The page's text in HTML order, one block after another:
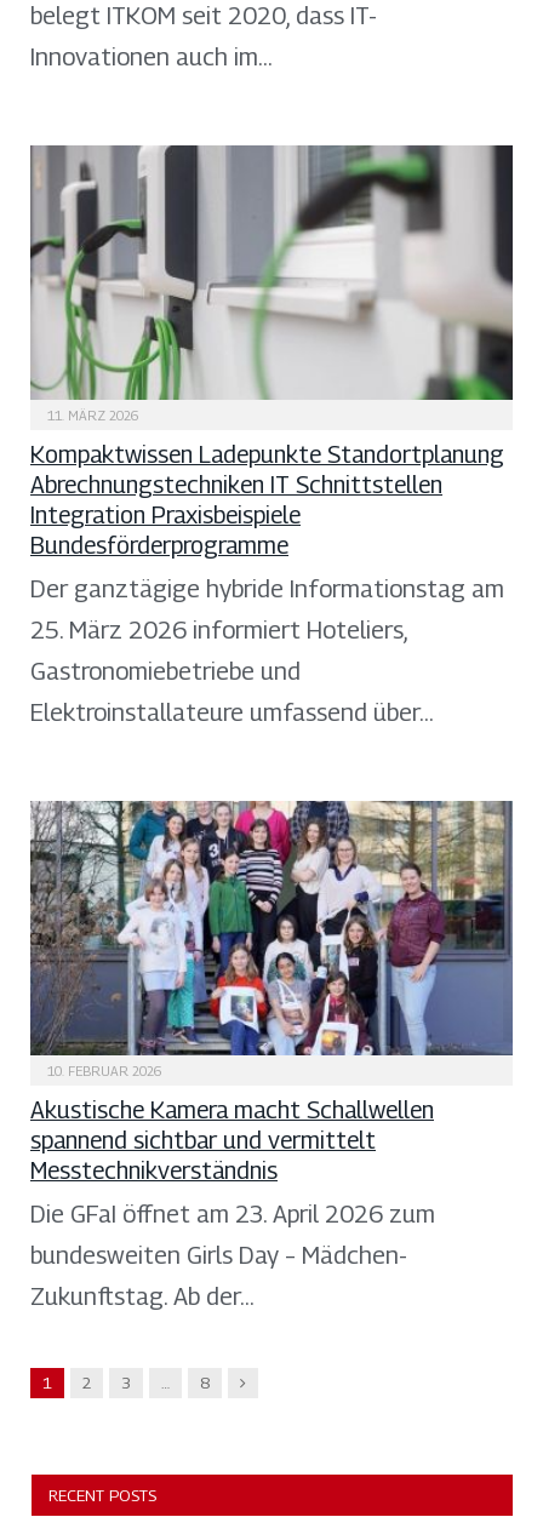
belegt ITKOM seit 2020, dass IT-
Innovationen auch im…
11. MÄRZ 2026
Kompaktwissen Ladepunkte Standortplanung
Abrechnungstechniken IT Schnittstellen
Integration Praxisbeispiele
Bundesförderprogramme
Der ganztägige hybride Informationstag am
25. März 2026 informiert Hoteliers,
Gastronomiebetriebe und
Elektroinstallateure umfassend über…
10. FEBRUAR 2026
Akustische Kamera macht Schallwellen
spannend sichtbar und vermittelt
Messtechnikverständnis
Die GFaI öffnet am 23. April 2026 zum
bundesweiten Girls Day – Mädchen-
Zukunftstag. Ab der…
1 2 3 8 Nachfolger
RECENT POSTS